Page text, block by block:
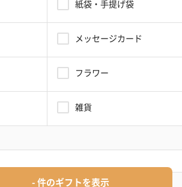
大切な記念日に贈りたいギフト
特集